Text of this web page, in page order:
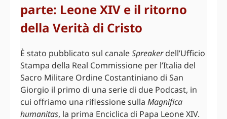
parte: Leone XIV e il ritorno
della Verità di Cristo
È stato pubblicato sul canaleSpreakerdell’Ufficio
Stampa della Real Commissione per l’Italia del
Sacro Militare Ordine Costantiniano di San
Giorgio il primo di una serie di due Podcast, in
cui offriamo una riflessione sulla Magnifica
humanitas, la prima Enciclica di Papa Leone XIV.